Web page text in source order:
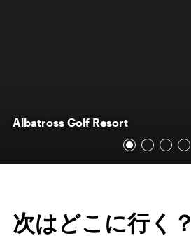
Albatross Golf Resort
次はどこに行く？